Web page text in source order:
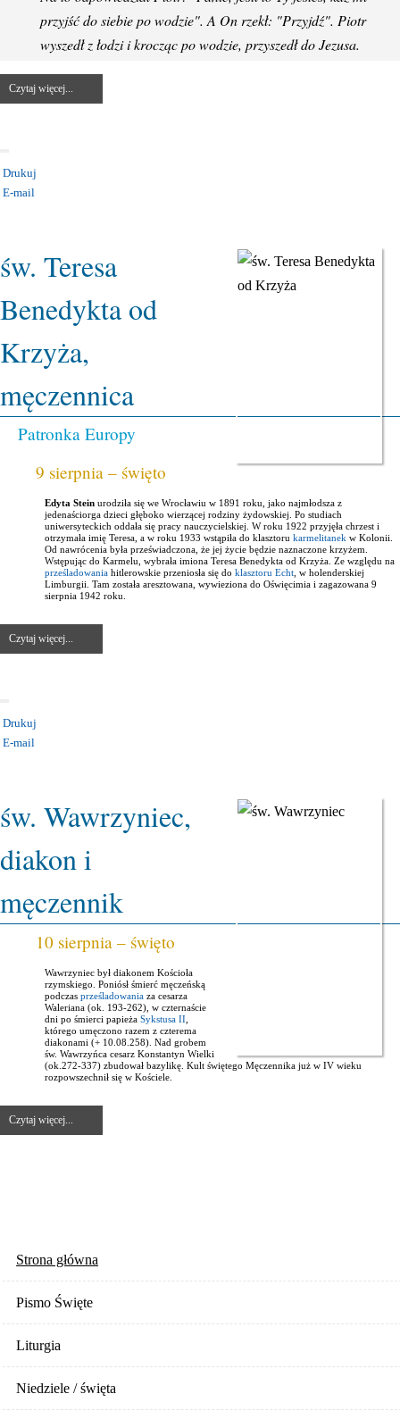
przyjść do siebie po wodzie". A On rzekł: "Przyjdź". Piotr
wyszedł z łodzi i krocząc po wodzie, przyszedł do Jezusa.
Czytaj więcej...
Drukuj
E-mail
św. Teresa
Benedykta od
Krzyża,
męczennica
Patronka Europy
9 sierpnia – święto
Edyta Stein urodziła się we Wrocławiu w 1891 roku, jako najmłodsza z
jedenaściorga dzieci głęboko wierzącej rodziny żydowskiej. Po studiach
uniwersyteckich oddała się pracy nauczycielskiej. W roku 1922 przyjęła chrzest i
otrzymała imię Teresa, a w roku 1933 wstąpiła do klasztoru karmelitanek w Kolonii.
Od nawrócenia była przeświadczona, że jej życie będzie naznaczone krzyżem.
Wstępując do Karmelu, wybrała imiona Teresa Benedykta od Krzyża. Ze względu na
prześladowania hitlerowskie przeniosła się do klasztoru Echt , w holenderskiej
Limburgii. Tam została aresztowana, wywieziona do Oświęcimia i zagazowana 9
sierpnia 1942 roku.
Czytaj więcej...
Drukuj
E-mail
św. Wawrzyniec,
diakon i
męczennik
10 sierpnia – święto
Wawrzyniec był diakonem Kościoła
rzymskiego. Poniósł śmierć męczeńską
podczas prześladowania za cesarza
Waleriana (ok. 193-262), w czternaście
dni po śmierci papieża Sykstusa II
którego umęczono razem z czterema
diakonami (+ 10.08.258). Nad grobem
św. Wawrzyńca cesarz Konstantyn Wielki
(ok.272-337) zbudował bazylikę. Kult świętego Męczennika już w IV wieku
rozpowszechnił się w Kościele.
Czytaj więcej...
Strona główna
Pismo Święte
Liturgia
Niedziele / święta